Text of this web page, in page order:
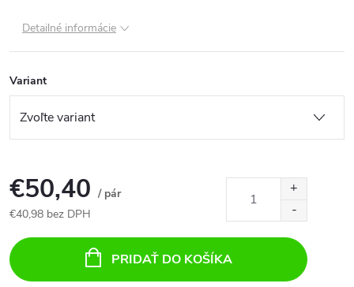
Detailné informácie
Variant
€50,40 / pár
€40,98 bez DPH
cena:
PRIDAŤ DO KOŠÍKA